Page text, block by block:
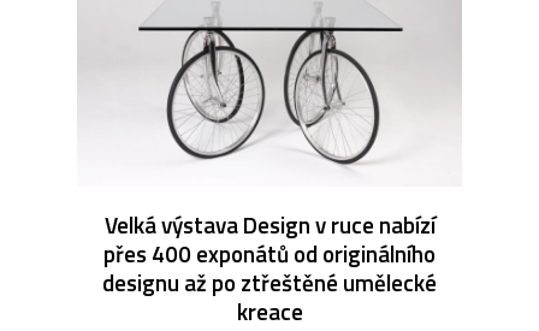
Velká výstava Design v ruce nabízí
přes 400 exponátů od originálního
designu až po ztřeštěné umělecké
kreace